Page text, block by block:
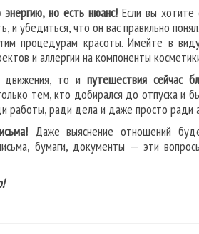
но есть нюанс! Если вы
и убедиться, что он вас правильно
процедурам красоты. Имейте в
и аллергии на компоненты
движения, то ипутешествия сейчас
тем, кто добирался до отпуска и
работы, ради дела и даже просто ради
Даже выяснение отношений
бумаги, документы — эти